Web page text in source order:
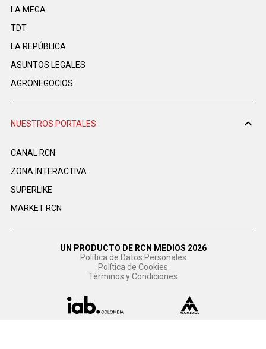
LA MEGA
TDT
LA REPÚBLICA
ASUNTOS LEGALES
AGRONEGOCIOS
NUESTROS PORTALES
CANAL RCN
ZONA INTERACTIVA
SUPERLIKE
MARKET RCN
UN PRODUCTO DE RCN MEDIOS 2026
Política de Datos Personales
Política de Cookies
Términos y Condiciones